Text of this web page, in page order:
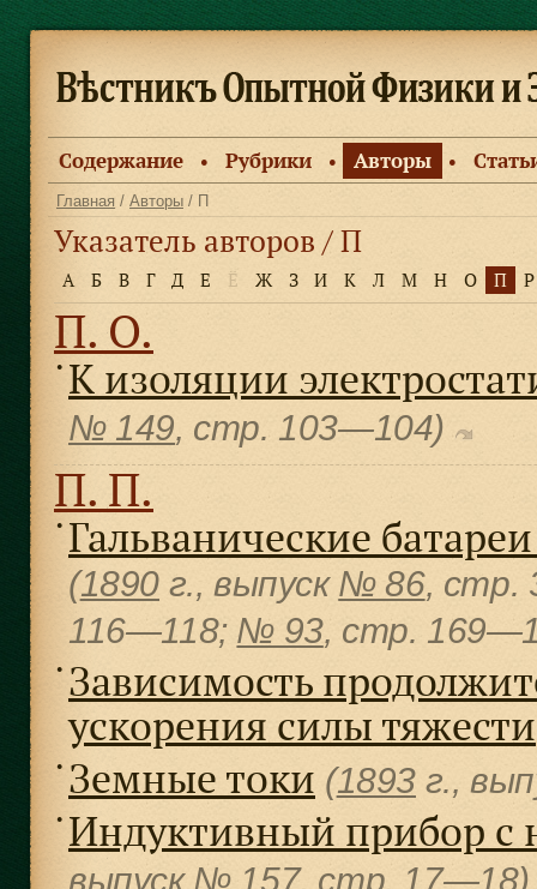
Содержание ● Рубрики ● Авторы ●
Главная / Авторы / П
Указатель авторов / П
А Б В Г Д Е Ё Ж З И К Л М Н О П Р
П. О.
● К изоляции
№ 149, cтр. 103—104)
П. П.
● Гальванические
(1890 г., выпуск № 86, cтр.
116—118; № 93, cтр.
● Зависимость
ускорения силы тяжести
● Земные токи (1893 г.,
● Индуктивный прибор с
выпуск № 157, cтр.